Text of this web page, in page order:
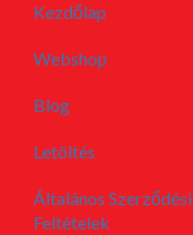
Kezdőlap
Webshop
Blog
Letöltés
Általános Szerződési
Feltételek